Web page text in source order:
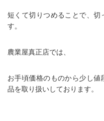
短くて切りつめることで、切
す。
農業屋真正店では、
お手頃価格のものから少し
品を取り扱いしております。